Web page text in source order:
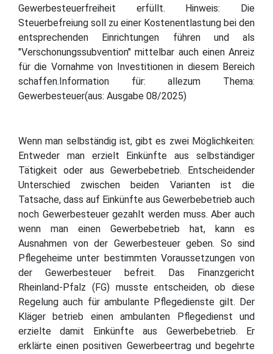
Gewerbesteuerfreiheit erfüllt. Hinweis: Die
Steuerbefreiung soll zu einer Kostenentlastung bei den
entsprechenden Einrichtungen führen und als
"Verschonungssubvention" mittelbar auch einen Anreiz
für die Vornahme von Investitionen in diesem Bereich
schaffen.Information für: allezum Thema:
Gewerbesteuer(aus: Ausgabe 08/2025)
Wenn man selbständig ist, gibt es zwei Möglichkeiten:
Entweder man erzielt Einkünfte aus selbständiger
Tätigkeit oder aus Gewerbebetrieb. Entscheidender
Unterschied zwischen beiden Varianten ist die
Tatsache, dass auf Einkünfte aus Gewerbebetrieb auch
noch Gewerbesteuer gezahlt werden muss. Aber auch
wenn man einen Gewerbebetrieb hat, kann es
Ausnahmen von der Gewerbesteuer geben. So sind
Pflegeheime unter bestimmten Voraussetzungen von
der Gewerbesteuer befreit. Das Finanzgericht
Rheinland-Pfalz (FG) musste entscheiden, ob diese
Regelung auch für ambulante Pflegedienste gilt. Der
Kläger betrieb einen ambulanten Pflegedienst und
erzielte damit Einkünfte aus Gewerbebetrieb. Er
erklärte einen positiven Gewerbeertrag und begehrte